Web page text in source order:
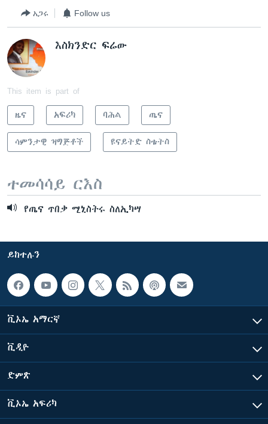
አጋሩ Follow us
እስክንድር ፍሬው
This item is part of
ዜና አፍሪካ ባሕል ጤና
ሳምንታዊ ዝግጅቶች ዩናይትድ ስቴትስ
ተመሳሳይ ርእስ
የጤና ጥበቃ ሚኒስትሩ ስለኢካሣ
ይከተሉን
ቪኦኤ አማርኛ
ቪዲዮ
ድምጽ
ቪኦኤ አፍሪካ